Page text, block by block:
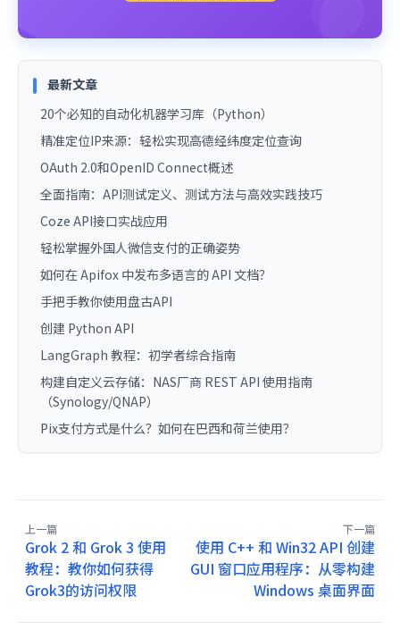
最新文章
20个必知的自动化机器学习库（Python）
精准定位IP来源：轻松实现高德经纬度定位查询
OAuth 2.0和OpenID Connect概述
全面指南：API测试定义、测试方法与高效实践技巧
Coze API接口实战应用
轻松掌握外国人微信支付的正确姿势
如何在 Apifox 中发布多语言的 API 文档？
手把手教你使用盘古API
创建 Python API
LangGraph 教程：初学者综合指南
构建自定义云存储：NAS厂商 REST API 使用指南
（Synology/QNAP）
Pix支付方式是什么？如何在巴西和荷兰使用？
上一篇
Grok 2 和 Grok 3 使用
教程：教你如何获得
Grok3的访问权限
下一篇
使用 C++ 和 Win32 API 创建
GUI 窗口应用程序：从零构建
Windows 桌面界面